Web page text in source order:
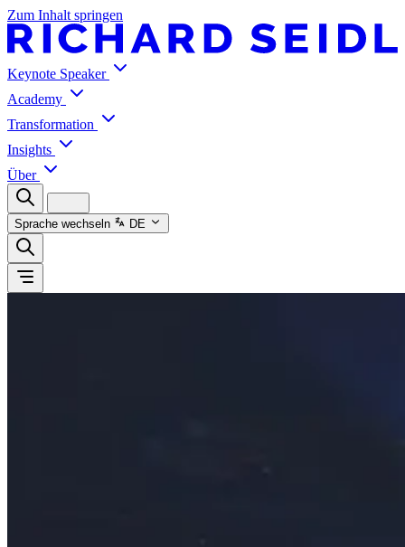
Zum Inhalt springen
Keynote Speaker
Academy
Transformation
Insights
Über
Sprache wechseln DE